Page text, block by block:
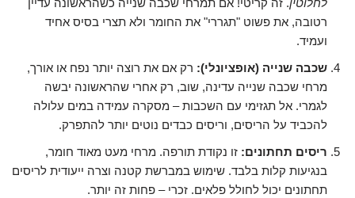
לחלוטין. זה קריטי! אם תמרחי שכבה שנייה כשהראשונה עדיין
רטובה, את פשוט "תגררי" את החומר ולא תצרי בסיס אחיד
ועמיד.
שכבה שנייה (אופציונלי): רק אם את רוצה יותר נפח או אורך,
מרחי שכבה שנייה עדינה, שוב, רק אחרי שהראשונה יבשה
לגמרי. אל תגזימי עם השכבות – מסקרה עמידה במים עלולה
להכביד על הריסים, וריסים כבדים נוטים יותר להתפרק.
ריסים תחתונים: זו נקודת תורפה. מרחי מעט מאוד חומר,
בנגיעות קלות בלבד. שימוש במברשת קטנה וצרה ייעודית לריסים
תחתונים יכול לחולל פלאים. זכרי – פחות זה יותר.